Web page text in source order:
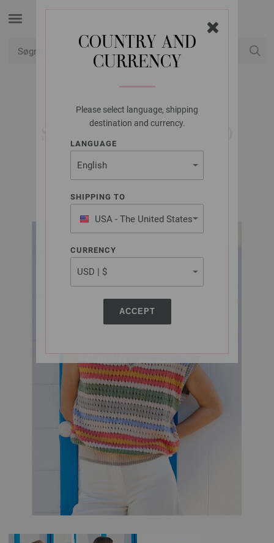
COUNTRY AND
CURRENCY
Please select language, shipping
destination and currency.
LANGUAGE
SHIPPING TO
USA - The United States
of America
CURRENCY
ACCEPT
LANA GROSSA
SLIPOVER ECOPUNO
FILATI No. 69 | Model 11